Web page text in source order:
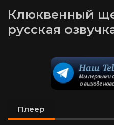
Клюквенный
русская
Плеер